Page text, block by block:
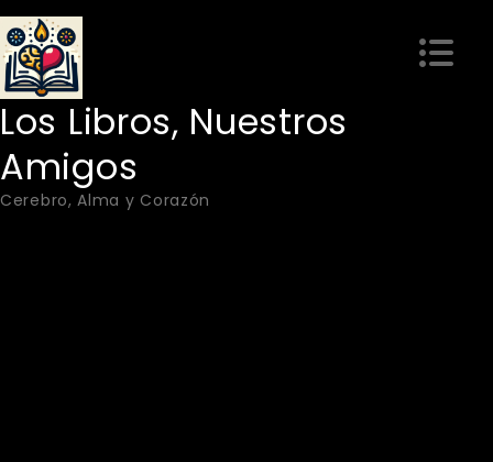
Skip
to
content
Los Libros, Nuestros
Amigos
Cerebro, Alma y Corazón